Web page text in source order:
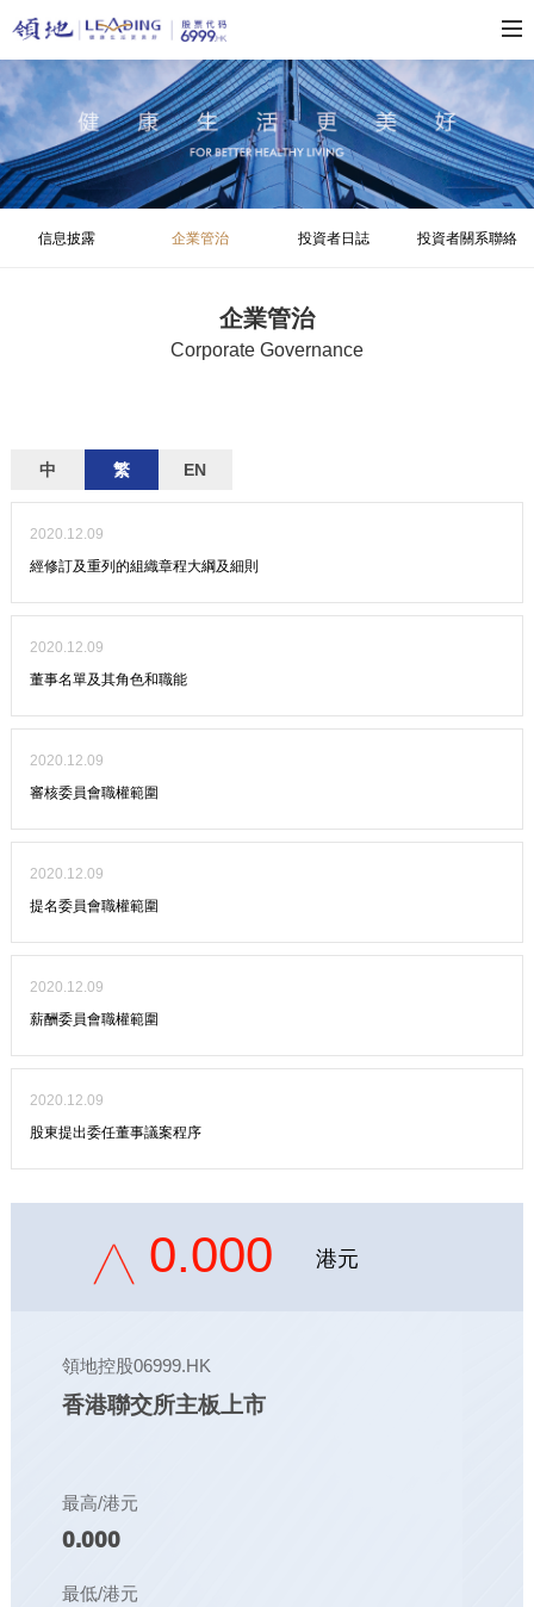
信息披露 企業管治 投資者日誌 投資者關系聯絡
企業管治
Corporate Governance
中 繁 EN
2020.12.09
經修訂及重列的組織章程大綱及細則
2020.12.09
董事名單及其角色和職能
2020.12.09
審核委員會職權範圍
2020.12.09
提名委員會職權範圍
2020.12.09
薪酬委員會職權範圍
2020.12.09
股東提出委任董事議案程序
0.000 港元
領地控股06999.HK
香港聯交所主板上市
最高/港元
0.000
最低/港元